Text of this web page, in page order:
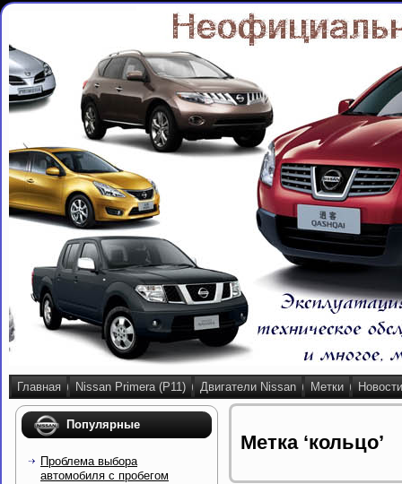
Главная Nissan Primera (P11) Двигатели Nissan Метки Новости
Популярные
Проблема выбора
автомобиля с пробегом
Метка ‘кольцо’